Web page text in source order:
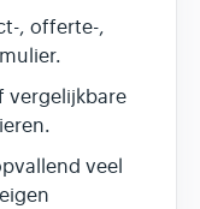
, offerte-,
vergelijkbare
veel